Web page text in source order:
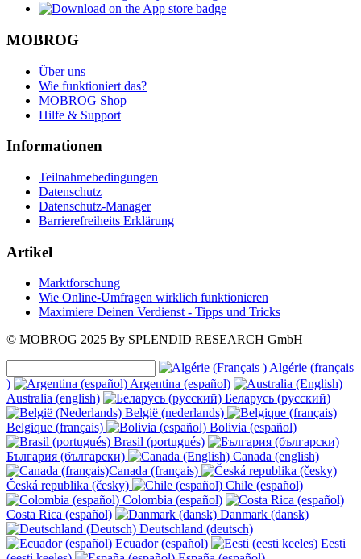
MOBROG
Über uns
Wie funktioniert das?
MOBROG Shop
Hilfe & Support
Informationen
Teilnahmebedingungen
Datenschutz
Datenschutz-Manager
Barrierefreiheits Erklärung
Artikel
Marktforschung
Wie Online-Umfragen wirklich funktionieren
Maximiere Deinen Verdienst - Tipps und Tricks
© MOBROG 2025 By SPLENDID RESEARCH GmbH
Algérie (français
)
Argentina (español)
Australia (english)
Беларусь (русский)
België (nederlands)
Belgique (français)
Bolivia (español)
Brasil (portugués)
България (български)
Canada (english)
Canada (français)
Česká republika (česky)
Chile (español)
Colombia (español)
Costa Rica (español)
Danmark (dansk)
Deutschland (deutsch)
Ecuador (español)
Eesti